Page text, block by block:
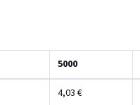
5000
4,03 €